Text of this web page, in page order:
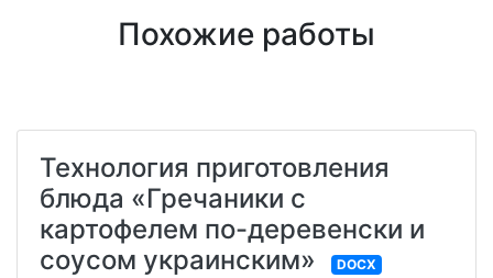
Похожие работы
Технология приготовления
блюда «Гречаники с
картофелем по-деревенски и
соусом украинским»
DOCX